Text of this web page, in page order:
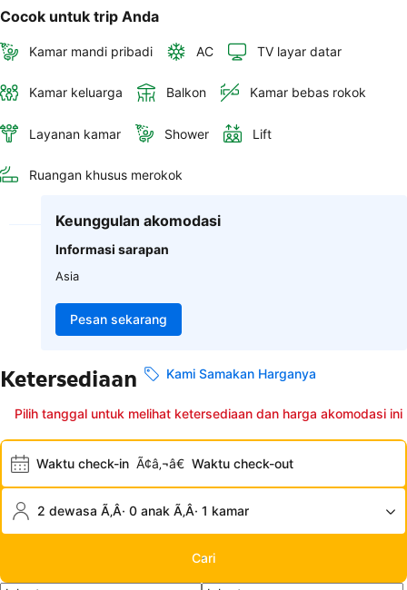
Cocok untuk trip Anda
Kamar mandi pribadi AC TV layar datar
Kamar keluarga Balkon Kamar bebas rokok
Layanan kamar Shower Lift
Ruangan khusus merokok
Keunggulan akomodasi
Informasi sarapan
Asia
Pesan sekarang
Ketersediaan Kami Samakan Harganya
Pilih tanggal untuk melihat ketersediaan dan harga akomodasi ini
Waktu check-in Ã¢â‚¬â€ Waktu check-out
2 dewasa Ã‚Â· 0 anak Ã‚Â· 1 kamar
Cari